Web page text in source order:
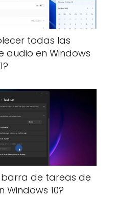
todas las
audio en Windows
de tareas de
Windows 10?